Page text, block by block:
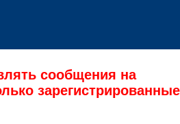
сообщения на
зарегистрированные